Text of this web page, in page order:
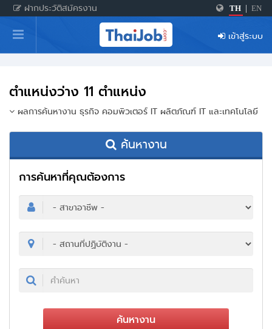
ฝากประวัติสมัครงาน TH EN
หน้าหลัก
ผู้สมัครงาน: เข้าสู่ระบบ
เกร็ดความรู้
สำหรับผู้ประกอบการ
เข้าสู่ระบบ
ตำแหน่งว่าง 11 ตำแหน่ง
ผลการค้นหางาน ธุรกิจ คอมพิวเตอร์ IT ผลิตภัณฑ์ IT และเทคโนโลยี
ค้นหางาน
การค้นหาที่คุณต้องการ
ค้นหางาน